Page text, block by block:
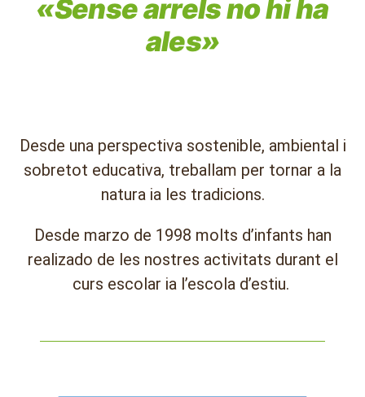
«Sense arrels no hi ha
ales»
Desde una perspectiva sostenible, ambiental i
sobretot educativa, treballam per tornar a la
natura ia les tradicions.
Desde marzo de 1998 molts d’infants han
realizado de les nostres activitats durant el
curs escolar ia l’escola d’estiu.